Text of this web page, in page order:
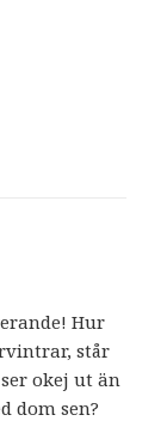
Hur
står
okej ut än
dom sen?